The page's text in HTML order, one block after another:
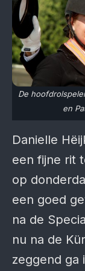
De
en
Danielle
een fijne rit
op
een goed
na de
nu na de
zeggend ga